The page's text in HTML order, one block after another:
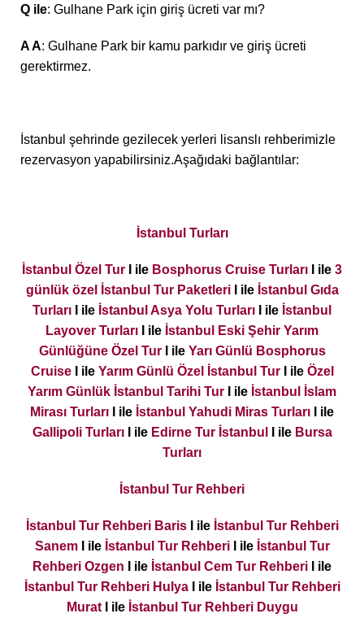
Q ile: Gulhane Park için giriş ücreti var mı?
A A: Gulhane Park bir kamu parkıdır ve giriş ücreti
gerektirmez.
İstanbul şehrinde gezilecek yerleri lisanslı rehberimizle
rezervasyon yapabilirsiniz.Aşağıdaki bağlantılar:
İstanbul Turları
İstanbul Özel Tur I ile Bosphorus Cruise Turları I ile 3
günlük özel İstanbul Tur PaketleriI ile İstanbul Gıda
Turları I ile İstanbul Asya Yolu Turları I ile İstanbul
Layover Turları I ile İstanbul Eski Şehir Yarım
Günlüğüne Özel TurI ile Yarı Günlü Bosphorus
CruiseI ile Yarım Günlü Özel İstanbul TurI ile Özel
Yarım Günlük İstanbul Tarihi Tur I ile İstanbul İslam
Mirası Turları I ile İstanbul Yahudi Miras Turları I ile
Gallipoli TurlarıI ile Edirne Tur İstanbul I ile Bursa
Turları
İstanbul Tur Rehberi
İstanbul Tur Rehberi BarisI ile İstanbul Tur Rehberi
SanemI ile İstanbul Tur RehberiI ile İstanbul Tur
Rehberi Ozgen I ile İstanbul Cem Tur Rehberi I ile
İstanbul Tur Rehberi HulyaI ile İstanbul Tur Rehberi
MuratI ile İstanbul Tur Rehberi Duygu